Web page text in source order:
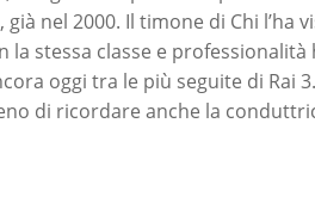
nel 2000. Il timone di Chi l’ha
la stessa classe e professionalità
oggi tra le più seguite di Rai
di ricordare anche la